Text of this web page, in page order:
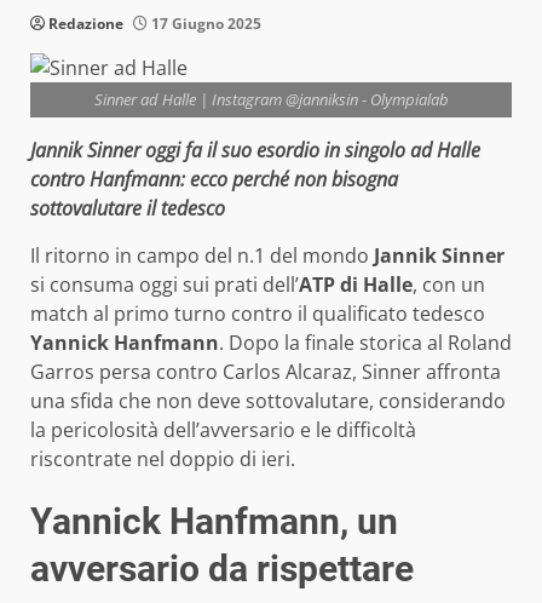
Redazione 17 Giugno 2025
Sinner ad Halle | Instagram @janniksin - Olympialab
Jannik Sinner oggi fa il suo esordio in singolo ad Halle
contro Hanfmann: ecco perché non bisogna
sottovalutare il tedesco
Il ritorno in campo del n.1 del mondo Jannik Sinner
si consuma oggi sui prati dell’ATP di Halle, con un
match al primo turno contro il qualificato tedesco
Yannick Hanfmann. Dopo la finale storica al Roland
Garros persa contro Carlos Alcaraz, Sinner affronta
una sfida che non deve sottovalutare, considerando
la pericolosità dell’avversario e le difficoltà
riscontrate nel doppio di ieri.
Yannick Hanfmann, un
avversario da rispettare